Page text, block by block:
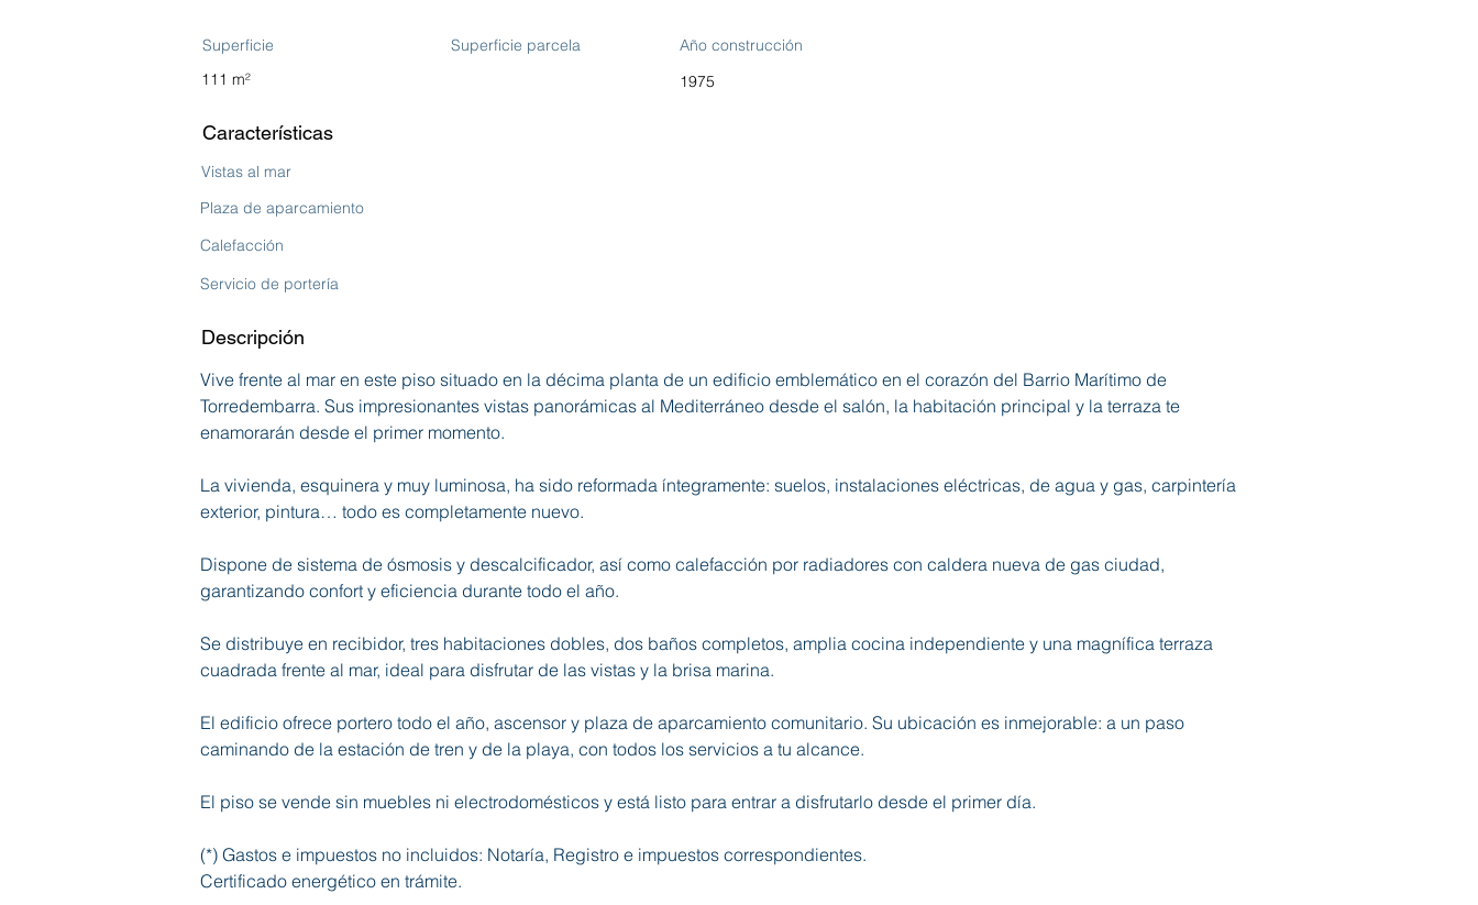
Superficie
111 m²
Superficie parcela
Año construcción
1975
Características
Vistas al mar
Plaza de aparcamiento
Calefacción
Servicio de portería
Descripción
Vive frente al mar en este piso situado en la décima planta de un edificio emblemático en el corazón del Barrio Marítimo de
Torredembarra. Sus impresionantes vistas panorámicas al Mediterráneo desde el salón, la habitación principal y la terraza te
enamorarán desde el primer momento.
La vivienda, esquinera y muy luminosa, ha sido reformada íntegramente: suelos, instalaciones eléctricas, de agua y gas, carpintería
exterior, pintura… todo es completamente nuevo.
Dispone de sistema de ósmosis y descalcificador, así como calefacción por radiadores con caldera nueva de gas ciudad,
garantizando confort y eficiencia durante todo el año.
Se distribuye en recibidor, tres habitaciones dobles, dos baños completos, amplia cocina independiente y una magnífica terraza
cuadrada frente al mar, ideal para disfrutar de las vistas y la brisa marina.
El edificio ofrece portero todo el año, ascensor y plaza de aparcamiento comunitario. Su ubicación es inmejorable: a un paso
caminando de la estación de tren y de la playa, con todos los servicios a tu alcance.
El piso se vende sin muebles ni electrodomésticos y está listo para entrar a disfrutarlo desde el primer día.
(*) Gastos e impuestos no incluidos: Notaría, Registro e impuestos correspondientes.
Certificado energético en trámite.